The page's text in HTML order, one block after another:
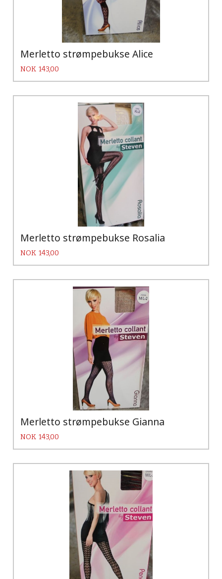
Merletto strømpebukse Alice
Pris
NOK 143,00
Merletto strømpebukse Rosalia
Pris
NOK 143,00
Merletto strømpebukse Gianna
Pris
NOK 143,00